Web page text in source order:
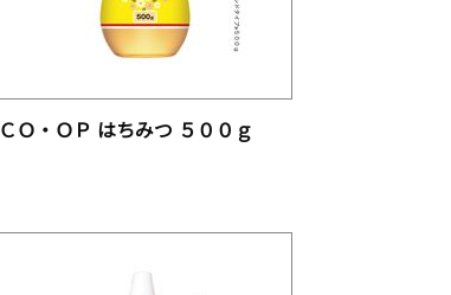
ＣＯ・ＯＰ はちみつ ５００ｇ